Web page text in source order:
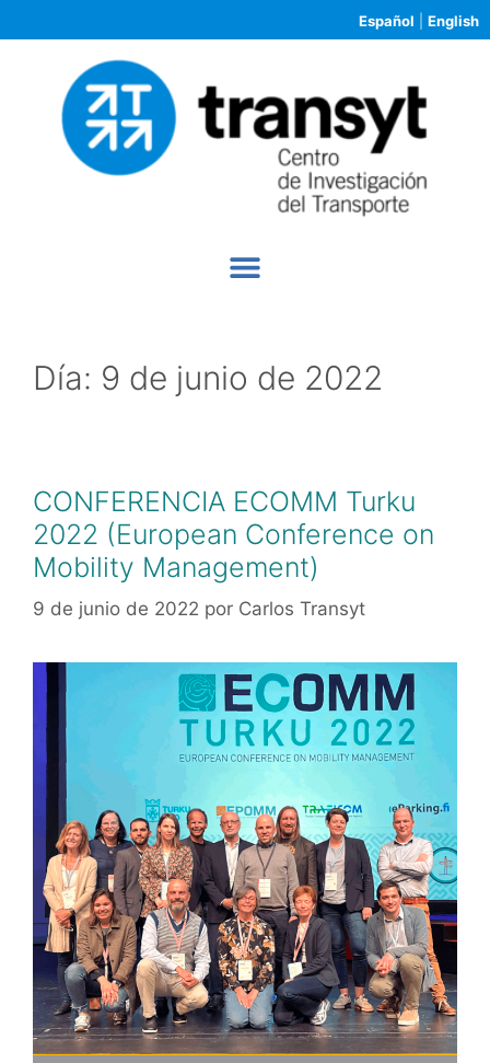
Español English
Día: 9 de junio de 2022
CONFERENCIA ECOMM Turku
2022 (European Conference on
Mobility Management)
9 de junio de 2022 por Carlos Transyt